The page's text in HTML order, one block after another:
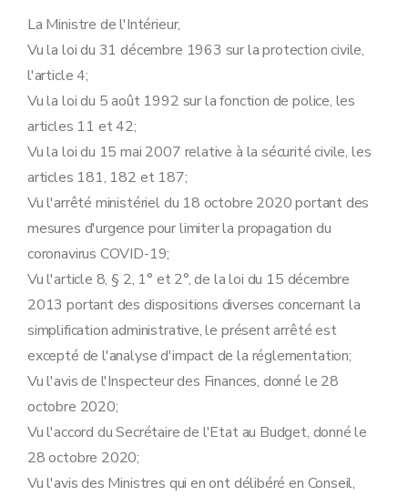
Art. 15
Art. 17
Art. 18
Chapitre 6
Art. 19
Chapitre 7 Enseignement
Chapitre 8 Frontières
Art. 21
Art. 22
Chapitre 9 Responsabilités individuelles
Art. 23
Art. 24
Art. 25
Chapitre 10 Sanctions
Art. 26
Chapitre 11 Dispositions finales et abrogatoires
Art. 27
Art. 28
Art. 29
Art. 30
Art. 31
Annexe
Annexe
La Ministre de l'Intérieur,
Vu la loi du 31 décembre 1963 sur la protection civile,
l'article 4;
Vu la loi du 5 août 1992 sur la fonction de police, les
articles 11 et 42;
Vu la loi du 15 mai 2007 relative à la sécurité civile, les
articles 181, 182 et 187;
Vu l'arrêté ministériel du 18 octobre 2020 portant des
mesures d'urgence pour limiter la propagation du
coronavirus COVID-19;
Vu l'article 8, § 2, 1° et 2°, de la loi du 15 décembre
2013 portant des dispositions diverses concernant la
simplification administrative, le présent arrêté est
excepté de l'analyse d'impact de la réglementation;
Vu l'avis de l'Inspecteur des Finances, donné le 28
octobre 2020;
Vu l'accord du Secrétaire de l'Etat au Budget, donné le
28 octobre 2020;
Vu l'avis des Ministres qui en ont délibéré en Conseil,